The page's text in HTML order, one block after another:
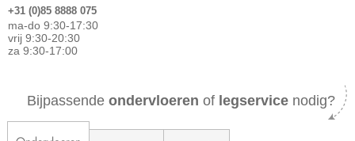
+31 (0)85 8888 075
ma-do 9:30-17:30
vrij 9:30-20:30
za 9:30-17:00
Bijpassende ondervloeren of legservice nodig?